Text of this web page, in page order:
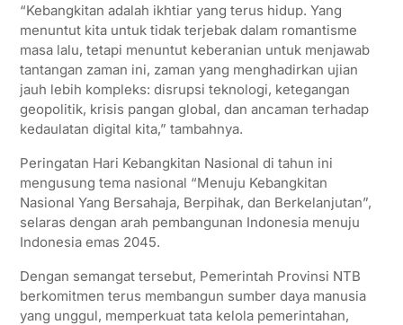
“Kebangkitan adalah ikhtiar yang terus hidup. Yang
menuntut kita untuk tidak terjebak dalam romantisme
masa lalu, tetapi menuntut keberanian untuk menjawab
tantangan zaman ini, zaman yang menghadirkan ujian
jauh lebih kompleks: disrupsi teknologi, ketegangan
geopolitik, krisis pangan global, dan ancaman terhadap
kedaulatan digital kita,” tambahnya.
Peringatan Hari Kebangkitan Nasional di tahun ini
mengusung tema nasional “Menuju Kebangkitan
Nasional Yang Bersahaja, Berpihak, dan Berkelanjutan”,
selaras dengan arah pembangunan Indonesia menuju
Indonesia emas 2045.
Dengan semangat tersebut, Pemerintah Provinsi NTB
berkomitmen terus membangun sumber daya manusia
yang unggul, memperkuat tata kelola pemerintahan,